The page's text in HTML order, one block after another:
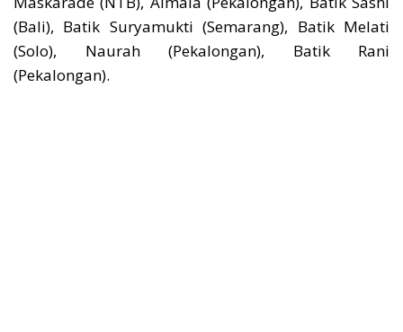
(Bali), Batik Suryamukti (Semarang), Batik Melati
(Solo), Naurah (Pekalongan), Batik Rani
(Pekalongan).